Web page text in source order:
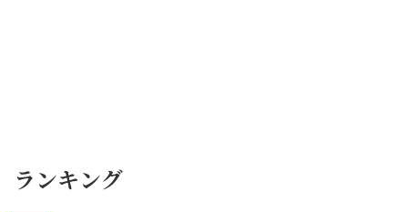
ランキング